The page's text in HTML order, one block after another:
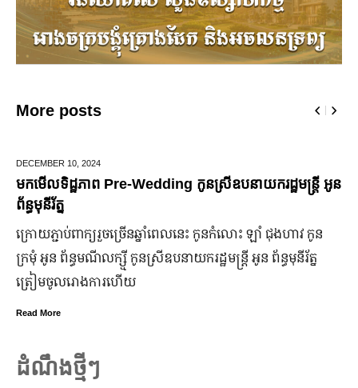
More posts
DECEMBER 10, 2024
មកមើលទិដ្ឋភាព Pre-Wedding កូនស្រីឧបនាយករដ្ឋមន្រ្តី អូន
ព័ន្ធមុនីរ័ត្ន
ក្រោយ​ភ្ជាប់​ពាក្យ​រួច​ច្រើន​ឆ្នាំ​ពេលនេះ កូនកំលោះ ឡាំ ជុងហាវ កូន
ក្រមុំ អូន ព័ន្ធមណីលក្ស្មី កូនស្រី​ឧបនាយករដ្ឋមន្ត្រី អូន ព័ន្ធមុនីរ័ត្ន
ត្រៀម​ចូល​រោងការ​ហើយ
Read More
ដំណឹងថ្មីៗ